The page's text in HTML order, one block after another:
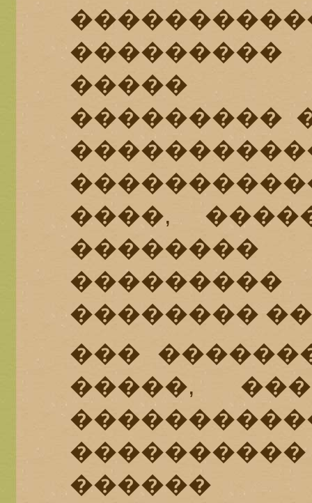
�����
���������
����,
��������
���
�����,
������